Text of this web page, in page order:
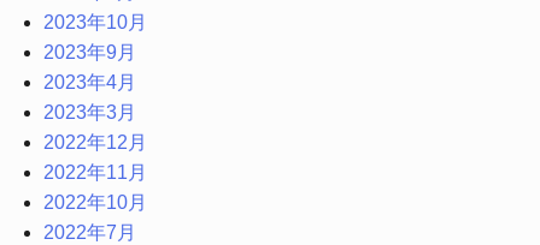
2023年10月
2023年9月
2023年4月
2023年3月
2022年12月
2022年11月
2022年10月
2022年7月